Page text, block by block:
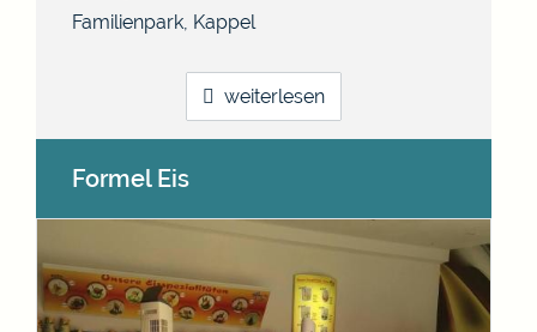
Familienpark, Kappel
weiterlesen
Formel Eis